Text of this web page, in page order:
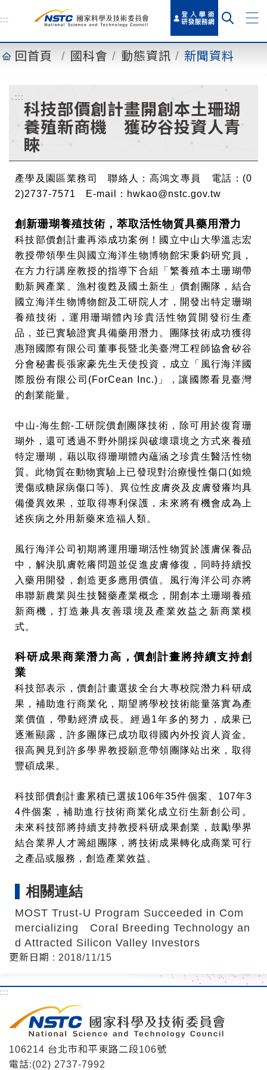
主
容
:::
回首頁 國科會 動態資訊 新聞資料
:::
科技部價創計畫開創本土珊瑚
養殖新商機 獲矽谷投資人青
睞
產學及園區業務司 聯絡人：高鴻文專員 電話：(0
2)2737-7571 E-mail： hwkao@nstc.gov.tw
創新珊瑚養殖技術，萃取活性物質具藥用潛力
科技部價創計畫再添成功案例！國立中山大學溫志宏
教授帶領學生與國立海洋生物博物館宋秉鈞研究員，
在方力行講座教授的指導下合組「繁養殖本土珊瑚帶
動新興產業、漁村復甦及國土新生」價創團隊，結合
國立海洋生物博物館及工研院人才，開發出特定珊瑚
養殖技術，運用珊瑚體內珍貴活性物質開發衍生產
品，並已實驗證實具備藥用潛力。團隊技術成功獲得
惠翔國際有限公司董事長暨北美臺灣工程師協會矽谷
分會秘書長張家豪先生天使投資，成立「風行海洋國
際股份有限公司(ForCean Inc.)」，讓國際看見臺灣
的創業能量。
中山-海生館-工研院價創團隊技術，除可用於復育珊
瑚外，還可透過不野外開採與破壞環境之方式來養殖
特定珊瑚，藉以取得珊瑚體內蘊涵之珍貴生醫活性物
質。此物質在動物實驗上已發現對治療慢性傷口(如燒
燙傷或糖尿病傷口等)、異位性皮膚炎及皮膚發癢均具
備優異效果，並取得專利保護，未來將有機會成為上
述疾病之外用新藥來造福人類。
風行海洋公司初期將運用珊瑚活性物質於護膚保養品
中，解決肌膚乾癢問題並促進皮膚修復，同時持續投
入藥用開發，創造更多應用價值。風行海洋公司亦將
串聯新農業與生技醫藥產業概念，開創本土珊瑚養殖
新商機，打造兼具友善環境及產業效益之新商業模
式。
科研成果商業潛力高，價創計畫將持續支持創
業
科技部表示，價創計畫選拔全台大專校院潛力科研成
果，補助進行商業化，期望將學校技術能量落實為產
業價值，帶動經濟成長。經過1年多的努力，成果已
逐漸顯露，許多團隊已成功取得國內外投資人資金。
很高興見到許多學界教授願意帶領團隊站出來，取得
豐碩成果。
科技部價創計畫累積已選拔106年35件個案、107年3
4件個案，補助進行技術商業化成立衍生新創公司。
未來科技部將持續支持教授科研成果創業，鼓勵學界
結合業界人才籌組團隊，將技術成果轉化成商業可行
之產品或服務，創造產業效益。
相關連結
MOST Trust-U Program Succeeded in Com
mercializing Coral Breeding Technology an
d Attracted Silicon Valley Investors
更新日期 : 2018/11/15
:::
106214 台北市和平東路二段106號
電話:(02) 2737-7992